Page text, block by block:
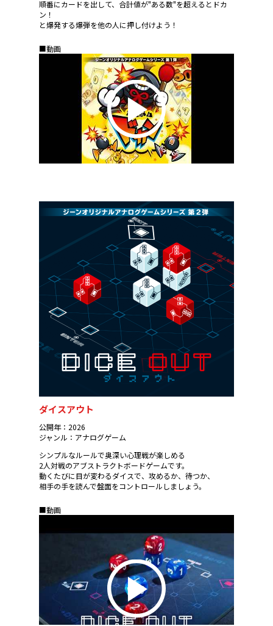
順番にカードを出して、合計値が"ある数"を超えるとドカ
ン！
と爆発する爆弾を他の人に押し付けよう！
■動画
ダイスアウト
公開年：2026
ジャンル：アナログゲーム
シンプルなルールで奥深い心理戦が楽しめる
2人対戦のアブストラクトボードゲームです。
動くたびに目が変わるダイスで、攻めるか、待つか、
相手の手を読んで盤面をコントロールしましょう。
■動画